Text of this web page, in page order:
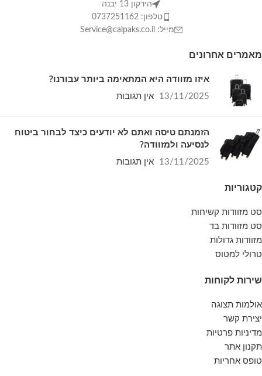
הירקון 13 יבנה
טלפון: 0737251162
מייל: Service@calpaks.co.il
מאמרים אחרונים
איזו מזוודה היא המתאימה ביותר עבורנו?
13/11/2025 אין תגובות
הזמנתם טיסה ואתם לא יודעים כיצד לבחור ביטוח
לנסיעה ולמזוודה?
13/11/2025 אין תגובות
קטגוריות
סט מזוודות קשיחות
סט מזוודות בד
מזוודות גדולות
טרולי למטוס
שירות לקוחות
אולמות תצוגה
יצירת קשר
מדיניות פרטיות
תקנון אתר
טופס אחריות